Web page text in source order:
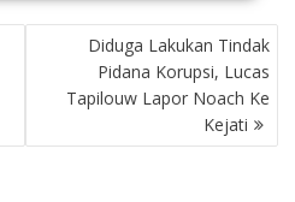
Diduga Lakukan Tindak
Pidana Korupsi, Lucas
Tapilouw Lapor Noach Ke
Kejati